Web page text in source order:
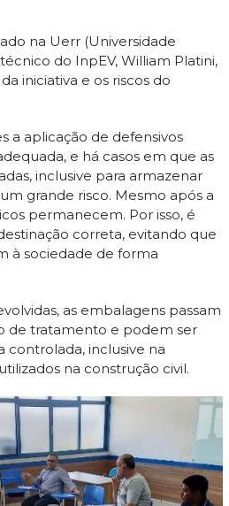
na Uerr (Universidade
do InpEV, William Platini,
iniciativa e os riscos do
a aplicação de defensivos
e há casos em que as
inclusive para armazenar
grande risco. Mesmo após a
permanecem. Por isso, é
correta, evitando que
à sociedade de forma
as embalagens passam
de tratamento e podem ser
controlada, inclusive na
na construção civil.